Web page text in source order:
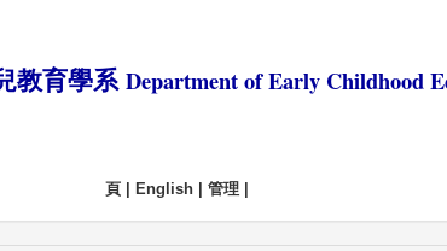
教育學系 Department of Early Childhood
頁| English| 管理|